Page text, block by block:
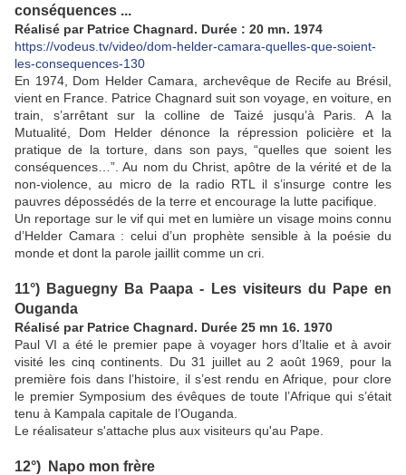
conséquences ...
Réalisé par Patrice Chagnard. Durée : 20 mn. 1974
https://vodeus.tv/video/dom-helder-camara-quelles-que-soient-
les-consequences-130
En 1974, Dom Helder Camara, archevêque de Recife au Brésil,
vient en France. Patrice Chagnard suit son voyage, en voiture, en
train, s’arrêtant sur la colline de Taizé jusqu’à Paris. A la
Mutualité, Dom Helder dénonce la répression policière et la
pratique de la torture, dans son pays, “quelles que soient les
conséquences…”. Au nom du Christ, apôtre de la vérité et de la
non-violence, au micro de la radio RTL il s’insurge contre les
pauvres dépossédés de la terre et encourage la lutte pacifique.
Un reportage sur le vif qui met en lumière un visage moins connu
d’Helder Camara : celui d’un prophète sensible à la poésie du
monde et dont la parole jaillit comme un cri.
11°) Baguegny Ba Paapa - Les visiteurs du Pape en
Ouganda
Réalisé par Patrice Chagnard. Durée 25 mn 16. 1970
Paul VI a été le premier pape à voyager hors d’Italie et à avoir
visité les cinq continents. Du 31 juillet au 2 août 1969, pour la
première fois dans l’histoire, il s’est rendu en Afrique, pour clore
le premier Symposium des évêques de toute l’Afrique qui s’était
tenu à Kampala capitale de l’Ouganda.
Le réalisateur s'attache plus aux visiteurs qu'au Pape.
12°) Napo mon frère